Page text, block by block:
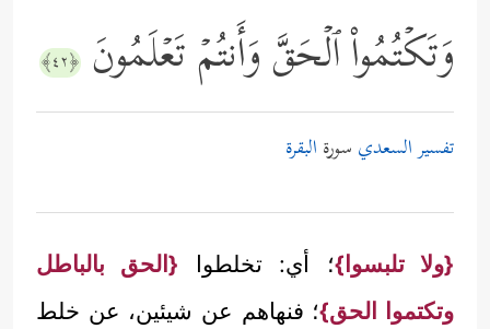
وَتَكۡتُمُواْ ٱلۡحَقَّ وَأَنتُمۡ تَعۡلَمُونَ ﴿٤٢﴾
تفسير السعدي سورة البقرة
{ولا تلبسوا}؛ أي: تخلطوا {الحق بالباطل
وتكتموا الحق}؛ فنهاهم عن شيئين، عن خلط